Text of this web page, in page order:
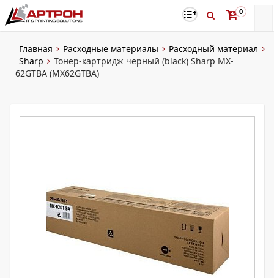
0
Главная Расходные материалы
Расходный материал
Sharp
Тонер-картридж черный (black) Sharp MX-
62GTBA (MX62GTBA)